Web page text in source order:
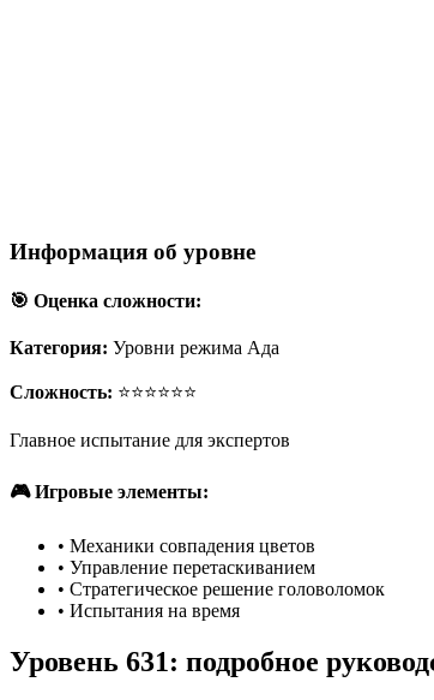
Информация об уровне
🎯 Оценка сложности:
Категория: Уровни режима Ада
Сложность: ⭐⭐⭐⭐⭐⭐
Главное испытание для экспертов
🎮 Игровые элементы:
• Механики совпадения цветов
• Управление перетаскиванием
• Стратегическое решение головоломок
• Испытания на время
Уровень 631: подробное